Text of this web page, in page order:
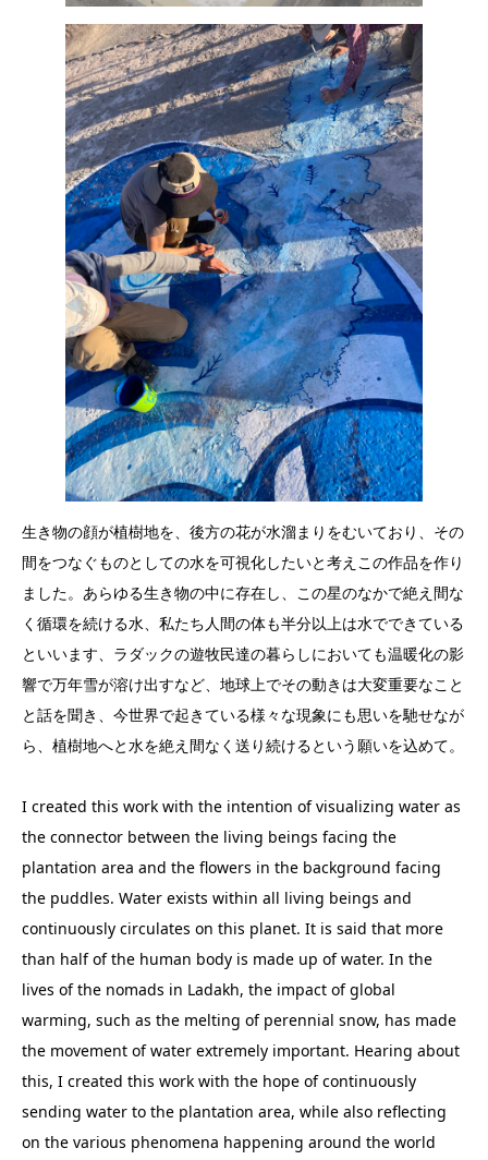
生き物の顔が植樹地を、後方の花が水溜まりをむいており、その
間をつなぐものとしての水を可視化したいと考えこの作品を作り
ました。あらゆる生き物の中に存在し、この星のなかで絶え間な
く循環を続ける水、私たち人間の体も半分以上は水でできている
といいます、ラダックの遊牧民達の暮らしにおいても温暖化の影
響で万年雪が溶け出すなど、地球上でその動きは大変重要なこと
と話を聞き、今世界で起きている様々な現象にも思いを馳せなが
ら、植樹地へと水を絶え間なく送り続けるという願いを込めて。
I created this work with the intention of visualizing water as
the connector between the living beings facing the
plantation area and the flowers in the background facing
the puddles. Water exists within all living beings and
continuously circulates on this planet. It is said that more
than half of the human body is made up of water. In the
lives of the nomads in Ladakh, the impact of global
warming, such as the melting of perennial snow, has made
the movement of water extremely important. Hearing about
this, I created this work with the hope of continuously
sending water to the plantation area, while also reflecting
on the various phenomena happening around the world